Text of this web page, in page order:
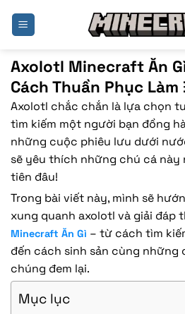
nội
Axolotl Minecraft Ăn
Cách Thuần Phục
Axolotl chắc chắn là lựa chọn
tìm kiếm một người bạn đồng
những cuộc phiêu lưu dưới
sẽ yêu thích những chú cá này
tiên đâu!
Trong bài viết này, mình sẽ
xung quanh axolotl và giải đáp
Minecraft Ăn Gì – từ cách tìm
đến cách sinh sản cùng những
chúng đem lại.
Mục lục